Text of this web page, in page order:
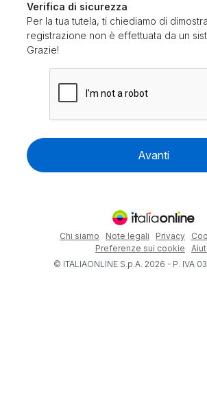
Verifica di sicurezza
Per la tua tutela, ti chiediamo di
registrazione non è effettuata da un
Grazie!
Avanti
Chi siamo Note legali Privacy
Preferenze sui cookie
© ITALIAONLINE S.p.A. 2026 - P. IVA